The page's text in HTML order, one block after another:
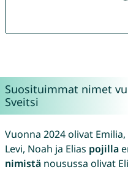
Suosituimmat nimet
Sveitsi
Vuonna 2024 olivat
Levi, Noah ja Elias pojilla
nimistänousussa olivat